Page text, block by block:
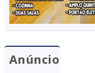
Anúncio